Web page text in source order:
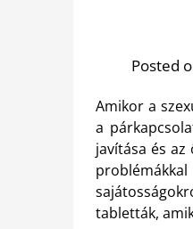
Posted
Amikor a
a
javítása és
tabletták,